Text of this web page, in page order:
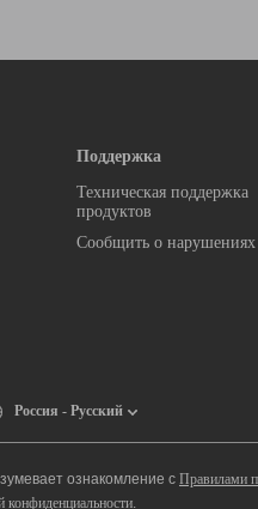
Поддержка
Техническая поддержка
продуктов
Сообщить о нарушениях
Россия - Русский
ознакомление с Правилами
конфиденциальности.